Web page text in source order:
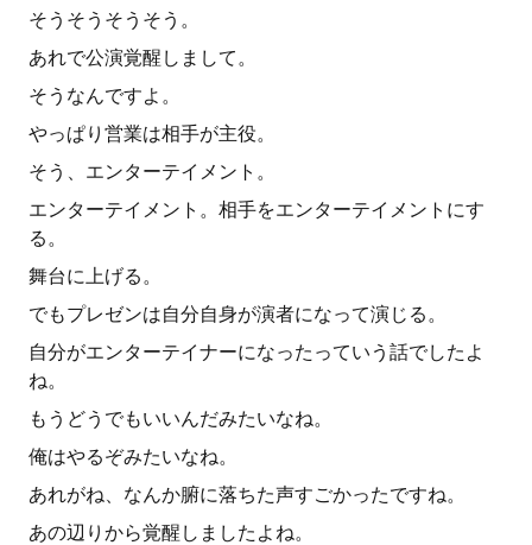
そうそうそうそう。
あれで公演覚醒しまして。
そうなんですよ。
やっぱり営業は相手が主役。
そう、エンターテイメント。
エンターテイメント。相手をエンターテイメントにす
る。
舞台に上げる。
でもプレゼンは自分自身が演者になって演じる。
自分がエンターテイナーになったっていう話でしたよ
ね。
もうどうでもいいんだみたいなね。
俺はやるぞみたいなね。
あれがね、なんか腑に落ちた声すごかったですね。
あの辺りから覚醒しましたよね。